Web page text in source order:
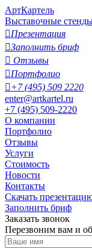
АртКартель
Выставочные
Презентация
Заполнить бриф
 Отзывы
Портфолио
+7 (495) 509 2220
enter@artkartel.ru
+7 (495) 509-2220
О компании
Портфолио
Отзывы
Услуги
Стоимость
Новости
Контакты
Скачать
Заполнить бриф
Заказать звонок
Перезвоним вам и